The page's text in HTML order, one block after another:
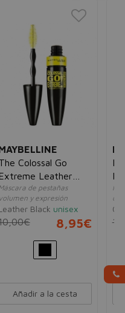
Colossal Go
Extreme Leather
de pestañas
volumen y expresión
Black unisex
8,95€
Añadir a la cesta
01